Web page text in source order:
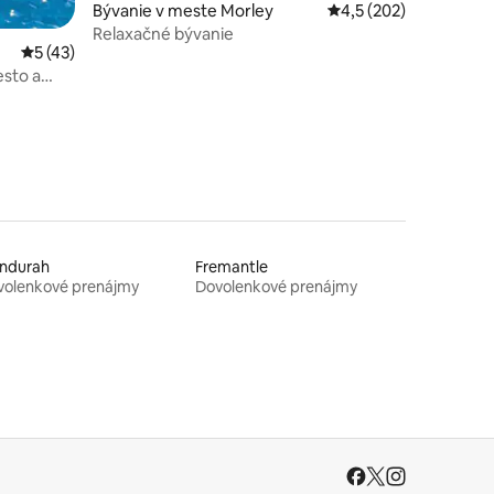
Priemerné ohodnotenie 5 z 5, počet hodnotení: 43
5 (43)
a
Bývanie v meste Morley Priemerné
4,5 (202)
Relaxačné bývanie
prenájmy
Fremantle
Dovolenkové prenájmy